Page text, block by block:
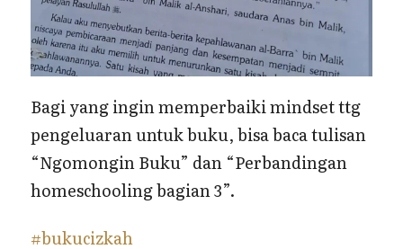
Bagi yang ingin memperbaiki mindset ttg
pengeluaran untuk buku, bisa baca tulisan
“Ngomongin Buku” dan “Perbandingan
homeschooling bagian 3”.
#bukucizkah